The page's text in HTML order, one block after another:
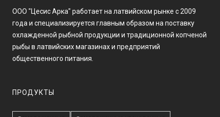
ООО "Цесис Арка" работает на латвийском рынке с 2009
года и специализируется главным образом на поставку
охлажденной рыбной продукции и традиционной копченой
рыбы в латвийских магазинах и предприятий
общественного питания.
ПРОДУКТЫ